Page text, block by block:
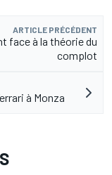
ARTICLE PRÉCÉDENT
face à la théorie du
complot
à Monza